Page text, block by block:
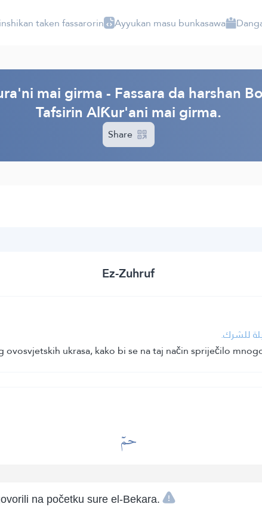
taken fassarorin Ayyukan masu bunkasawa
mai girma - Fassara da harshan
Tafsirin AlƘur'ani mai girma.
Share
Ez-Zuhruf
للشرك.
ukrasa, kako bi se na taj način spriječilo
حمٓ
na početku sure el-Bekara.